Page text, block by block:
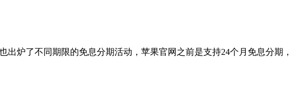
炉了不同期限的免息分期活动，苹果官网之前是支持24个月免息分期，